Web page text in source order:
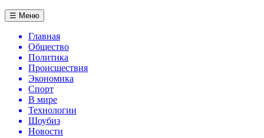
☰ Меню
Главная
Общество
Политика
Происшествия
Экономика
Спорт
В мире
Технологии
Шоубиз
Новости